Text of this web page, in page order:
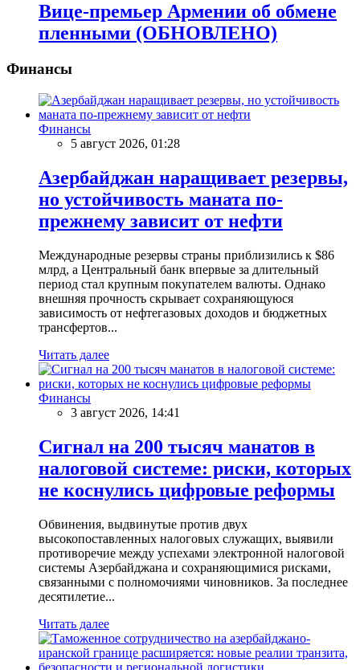
Вице-премьер Армении об обмене
пленными (ОБНОВЛЕНО)
Финансы
Финансы
5 август 2026, 01:28
Азербайджан наращивает резервы,
но устойчивость маната по-
прежнему зависит от нефти
Международные резервы страны приблизились к $86
млрд, а Центральный банк впервые за длительный
период стал крупным покупателем валюты. Однако
внешняя прочность скрывает сохраняющуюся
зависимость от нефтегазовых доходов и бюджетных
трансфертов...
Читать далее
Финансы
3 август 2026, 14:41
Сигнал на 200 тысяч манатов в
налоговой системе: риски, которых
не коснулись цифровые реформы
Обвинения, выдвинутые против двух
высокопоставленных налоговых служащих, выявили
противоречие между успехами электронной налоговой
системы Азербайджана и сохраняющимися рисками,
связанными с полномочиями чиновников. За последнее
десятилетие...
Читать далее